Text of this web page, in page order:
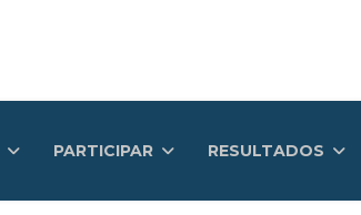
PARTICIPAR RESULTADOS